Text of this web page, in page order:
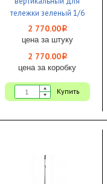
тележки зеленый 1/6
Uctem-Plas
2 770.00i
цена за штуку
2 770.00i
цена за коробку
Купить